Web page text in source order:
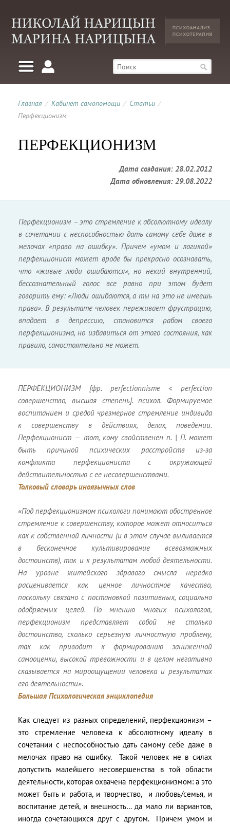
Главная / Кабинет самопомощи / Статьи /
Перфекционизм
ПЕРФЕКЦИОНИЗМ
Дата создания: 28.02.2012
Дата обновления: 29.08.2022
Перфекционизм – это стремление к абсолютному идеалу
в сочетании с неспособностью дать самому себе даже в
мелочах «право на ошибку». Причем «умом и логикой»
перфекционист может вроде бы прекрасно осознавать,
что «живые люди ошибаются», но некий внутренний,
бессознательный голос все равно при этом будет
говорить ему: «Люди ошибаются, а ты на это не имеешь
права». В результате человек переживает фрустрацию,
впадает в депрессию, становится рабом своего
перфекционизма, но избавиться от этого состояния, как
правило, самостоятельно не может.
ПЕРФЕКЦИОНИЗМ [фр. perfectionnisme < perfection
совершенство, высшая степень]. психол. Формируемое
воспитанием и средой чрезмерное стремление индивида
к совершенству в действиях, делах, поведении.
Перфекционист — тот, кому свойственен п. | П. может
быть причиной психических расстройств из-за
конфликта перфекциониста с окружающей
действительностью с ее несовершенствами.
Толковый словарь иноязычных слов
«Под перфекционизмом психологи понимают обостренное
стремление к совершенству, которое может относиться
как к собственной личности (и в этом случае выливается
в бесконечное культивирование всевозможных
достоинств), так и к результатам любой деятельности.
На уровне житейского здравого смысла нередко
расценивается как ценное личностное качество,
поскольку связано с постановкой позитивных, социально
одобряемых целей. По мнению многих психологов,
перфекционизм представляет собой не столько
достоинство, сколько серьезную личностную проблему,
так как приводит к формированию заниженной
самооценки, высокой тревожности и в целом негативно
сказывается на мироощущении человека и результатах
его деятельности».
Большая Психологическая энциклопедия
Как следует из разных определений, перфекционизм –
это стремление человека к абсолютному идеалу в
сочетании с неспособностью дать самому себе даже в
мелочах право на ошибку. Такой человек не в силах
допустить малейшего несовершенства в той области
деятельности, которая охвачена перфекционизмом: а это
может быть и работа, и творчество, и любовь/семья, и
воспитание детей, и внешность… да мало ли вариантов,
иногда сочетающихся друг с другом. Причем умом и